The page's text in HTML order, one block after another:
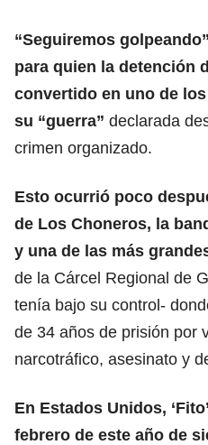
“Seguiremos
para quien la detención
convertido en uno de
su “guerra” declarada
crimen organizado.
Esto ocurrió poco
de Los Choneros, la
y una de las más
de la Cárcel Regional de
tenía bajo su control-
de 34 años de prisión por
narcotráfico, asesinato y
En Estados Unidos,
febrero de este año de